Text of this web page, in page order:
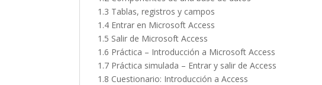
1.3 Tablas, registros y campos
1.4 Entrar en Microsoft Access
1.5 Salir de Microsoft Access
1.6 Práctica – Introducción a Microsoft Access
1.7 Práctica simulada – Entrar y salir de Access
1.8 Cuestionario: Introducción a Access